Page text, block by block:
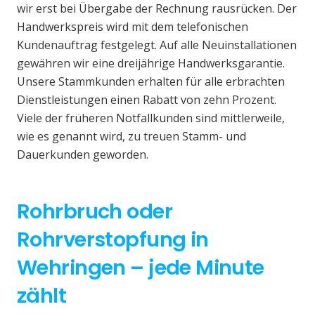
wir erst bei Übergabe der Rechnung rausrücken. Der
Handwerkspreis wird mit dem telefonischen
Kundenauftrag festgelegt. Auf alle Neuinstallationen
gewähren wir eine dreijährige Handwerksgarantie.
Unsere Stammkunden erhalten für alle erbrachten
Dienstleistungen einen Rabatt von zehn Prozent.
Viele der früheren Notfallkunden sind mittlerweile,
wie es genannt wird, zu treuen Stamm- und
Dauerkunden geworden.
Rohrbruch oder
Rohrverstopfung in
Wehringen – jede Minute
zählt